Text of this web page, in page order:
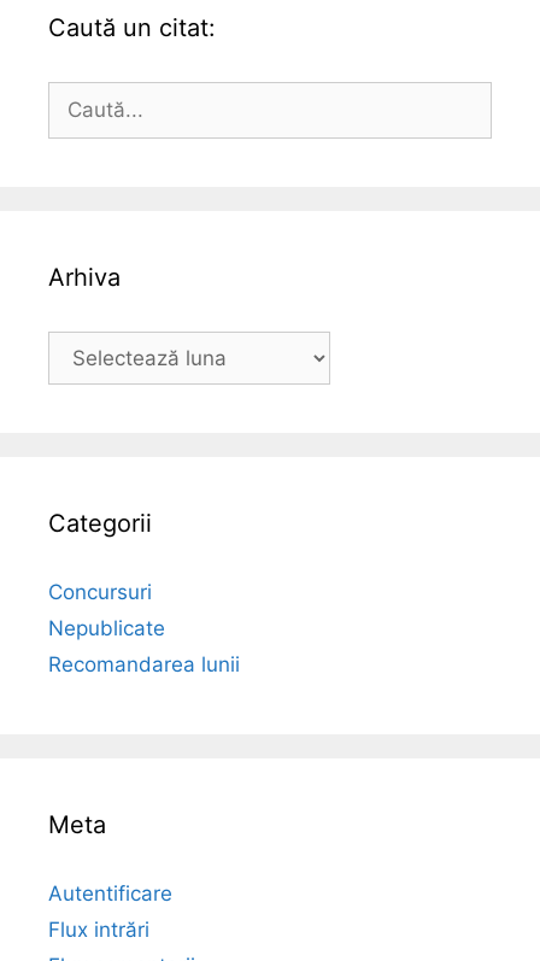
Caută un citat:
după:
Arhiva
Arhiva
Categorii
Concursuri
Nepublicate
Recomandarea lunii
Meta
Autentificare
Flux intrări